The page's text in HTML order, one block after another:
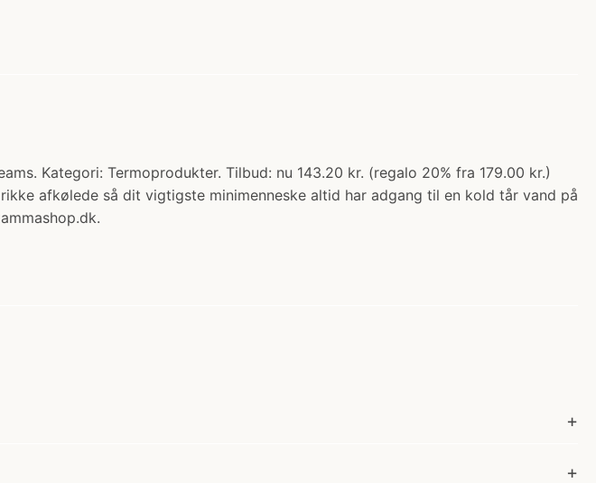
Kategori: Termoprodukter. Tilbud: nu 143.20 kr. (regalo 20% fra 179.00 kr.)
afkølede så dit vigtigste minimenneske altid har adgang til en kold tår vand på